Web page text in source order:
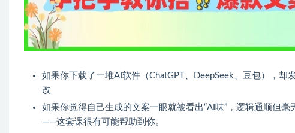
如果你下载了一堆AI软件（ChatGPT、DeepSeek、豆包），
改
如果你觉得自己生成的文案一眼就被看出“AI味”，逻辑通顺但
——这套课很有可能帮助到你。